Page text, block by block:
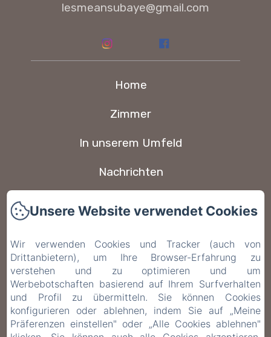
lesmeansubaye@gmail.com
Home
Zimmer
In unserem Umfeld
Nachrichten
Datenschutzerklärung
Rechtliche Informationen
Cookie-Informationen
Unsere Website verwendet Cookies
Wir verwenden Cookies und Tracker (auch von
Drittanbietern), um Ihre Browser-Erfahrung zu
verstehen und zu optimieren und um
Werbebotschaften basierend auf Ihrem Surfverhalten
und Profil zu übermitteln. Sie können Cookies
konfigurieren oder ablehnen, indem Sie auf „Meine
Präferenzen einstellen" oder „Alle Cookies ablehnen"